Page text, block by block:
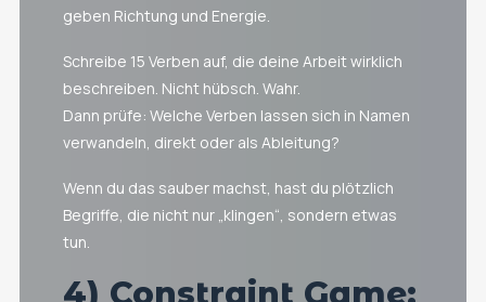
geben Richtung und Energie.
Schreibe 15 Verben auf, die deine Arbeit wirklich
beschreiben. Nicht hübsch. Wahr.
Dann prüfe: Welche Verben lassen sich in Namen
verwandeln, direkt oder als Ableitung?
Wenn du das sauber machst, hast du plötzlich
Begriffe, die nicht nur „klingen“, sondern etwas
tun.